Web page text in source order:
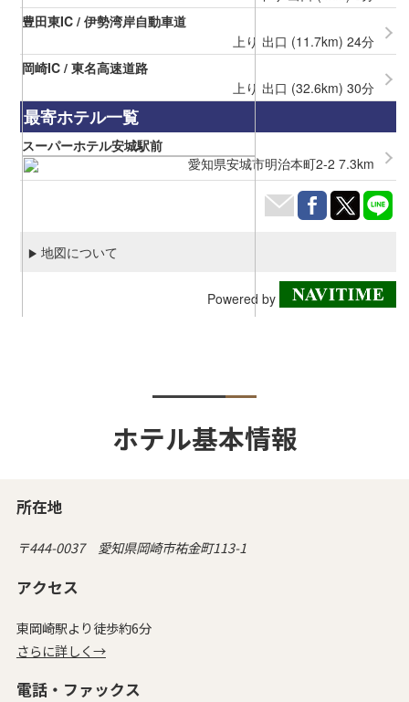
ホテル基本情報
所在地
〒444-0037 愛知県岡崎市祐金町113-1
アクセス
東岡崎駅より徒歩約6分
さらに詳しく→
電話・ファックス